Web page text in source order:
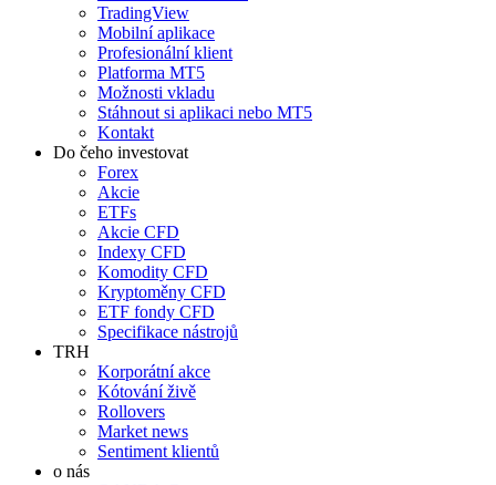
TradingView
Mobilní aplikace
Profesionální klient
Platforma MT5
Možnosti vkladu
Stáhnout si aplikaci nebo MT5
Kontakt
Do čeho investovat
Forex
Akcie
ETFs
Akcie CFD
Indexy CFD
Komodity CFD
Kryptoměny CFD
ETF fondy CFD
Specifikace nástrojů
TRH
Korporátní akce
Kótování živě
Rollovers
Market news
Sentiment klientů
o nás